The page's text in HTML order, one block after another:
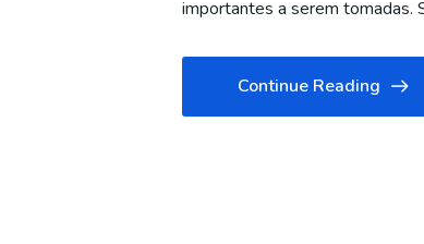
importantes a serem tomadas.
Continue Reading